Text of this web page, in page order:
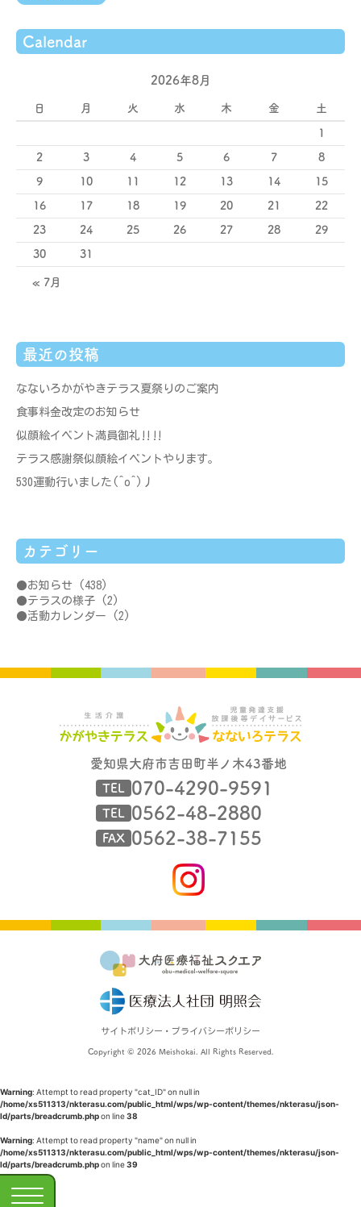
Calendar
2026年8月
日 月 火 水 木 金 土
1
2 3 4 5 6 7 8
9 10 11 12 13 14 15
16 17 18 19 20 21 22
23 24 25 26 27 28 29
30 31
« 7月
最近の投稿
なないろかがやきテラス夏祭りのご案内
食事料金改定のお知らせ
似顔絵イベント満員御礼‼‼
テラス感謝祭似顔絵イベントやります。
530運動行いました(^o^)丿
カテゴリー
お知らせ (438)
テラスの様子 (2)
活動カレンダー (2)
愛知県大府市吉田町半ノ木43番地
TEL 070-4290-9591
TEL 0562-48-2880
FAX 0562-38-7155
サイトポリシー・プライバシーポリシー
Copyright © 2026 Meishokai. All Rights Reserved.
Warning: Attempt to read property "cat_ID" on null in
/home/xs511313/nkterasu.com/public_html/wps/wp-content/themes/nkterasu/json-
ld/parts/breadcrumb.phpon line38
Warning: Attempt to read property "name" on null in
/home/xs511313/nkterasu.com/public_html/wps/wp-content/themes/nkterasu/json-
ld/parts/breadcrumb.phpon line39